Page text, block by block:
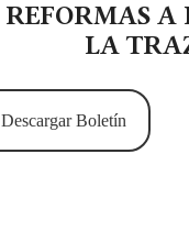
REFORMAS A
LA
Descargar Boletín